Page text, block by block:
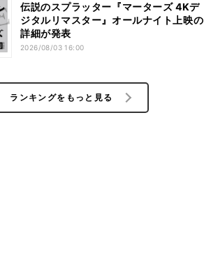
伝説のスプラッター『マーターズ 4Kデ
ジタルリマスター』オールナイト上映の
詳細が発表
2026/08/03 16:00
ランキングをもっと見る